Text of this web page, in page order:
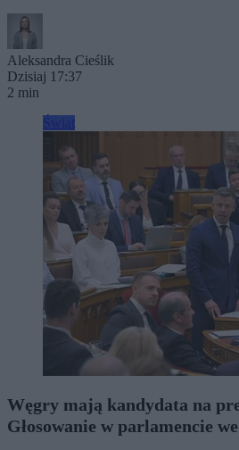
Aleksandra Cieślik
Dzisiaj 17:37
2 min
Węgry mają kandydata na
Głosowanie w parlamencie